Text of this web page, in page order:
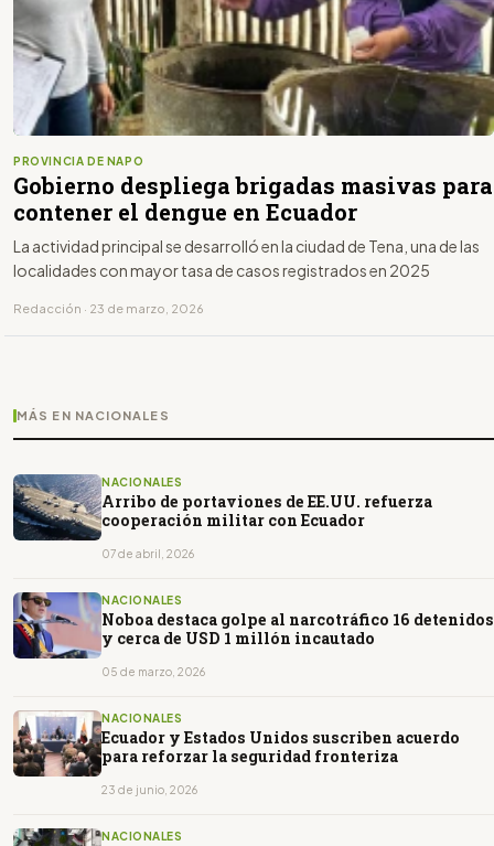
PROVINCIA DE NAPO
Gobierno despliega brigadas masivas para
contener el dengue en Ecuador
La actividad principal se desarrolló en la ciudad de Tena, una de las
localidades con mayor tasa de casos registrados en 2025
Redacción · 23 de marzo, 2026
MÁS EN NACIONALES
NACIONALES
Arribo de portaviones de EE.UU. refuerza
cooperación militar con Ecuador
07 de abril, 2026
NACIONALES
Noboa destaca golpe al narcotráfico 16 detenidos
y cerca de USD 1 millón incautado
05 de marzo, 2026
NACIONALES
Ecuador y Estados Unidos suscriben acuerdo
para reforzar la seguridad fronteriza
23 de junio, 2026
NACIONALES